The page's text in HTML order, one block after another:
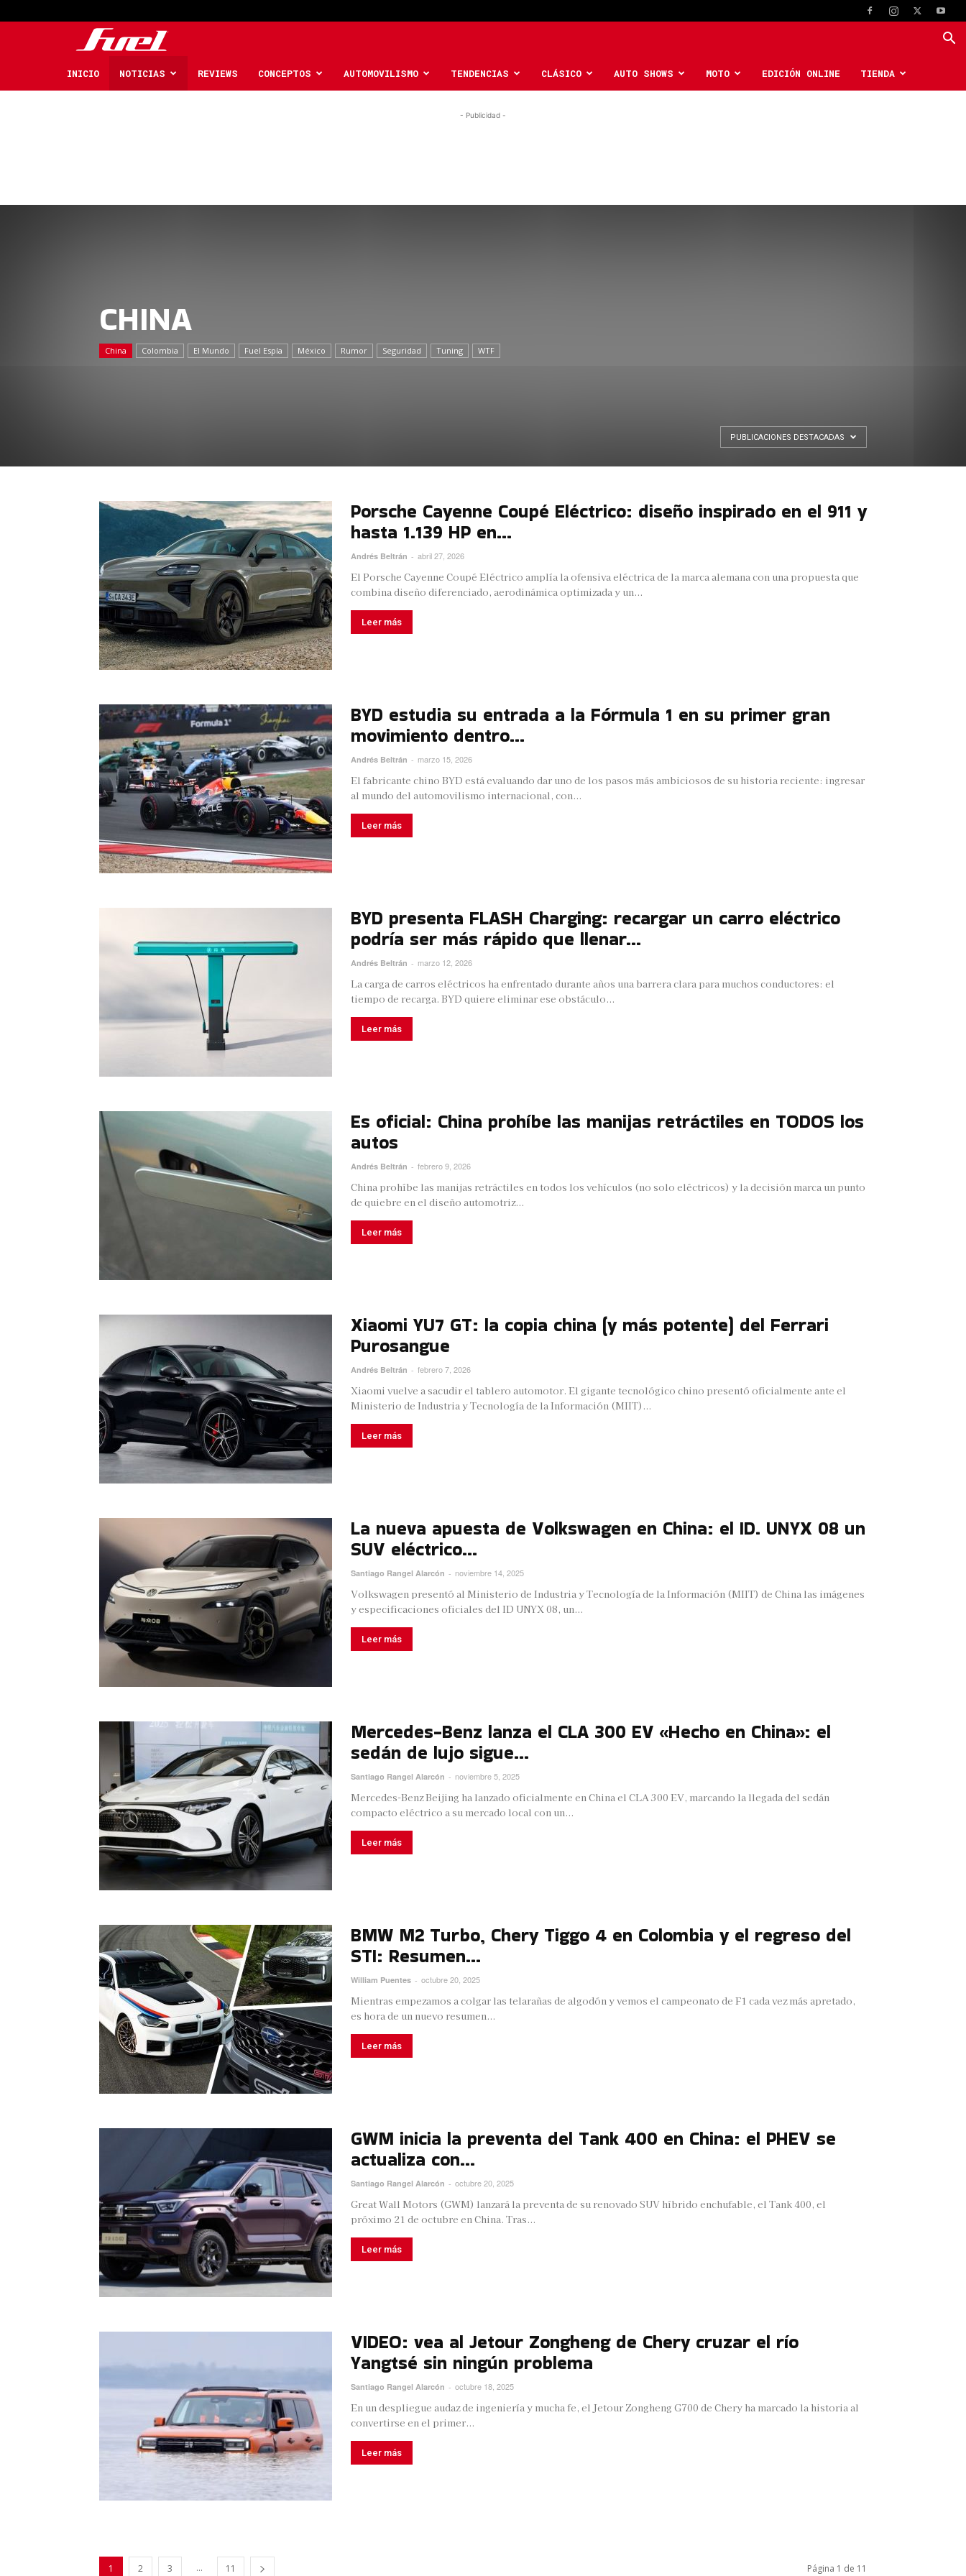
Car
INICIO NOTICIAS REVIEWS CONCEPTOS AUTOMOVILISMO TENDENCIAS CLÁSICO AUTO SHOWS MOTO EDICIÓN ONLINE TIENDA
- Publicidad -
CHINA
China Colombia El Mundo Fuel Espía México Rumor Seguridad Tuning WTF
PUBLICACIONES DESTACADAS
Porsche Cayenne Coupé Eléctrico: diseño inspirado en el 911 y
hasta 1.139 HP en...
Andrés Beltrán - abril 27, 2026
El Porsche Cayenne Coupé Eléctrico amplía la ofensiva eléctrica de la marca alemana con una propuesta que
combina diseño diferenciado, aerodinámica optimizada y un...
Leer más
BYD estudia su entrada a la Fórmula 1 en su primer gran
movimiento dentro...
Andrés Beltrán - marzo 15, 2026
El fabricante chino BYD está evaluando dar uno de los pasos más ambiciosos de su historia reciente: ingresar
al mundo del automovilismo internacional, con...
Leer más
BYD presenta FLASH Charging: recargar un carro eléctrico
podría ser más rápido que llenar...
Andrés Beltrán - marzo 12, 2026
La carga de carros eléctricos ha enfrentado durante años una barrera clara para muchos conductores: el
tiempo de recarga. BYD quiere eliminar ese obstáculo...
Leer más
Es oficial: China prohíbe las manijas retráctiles en TODOS los
autos
Andrés Beltrán - febrero 9, 2026
China prohíbe las manijas retráctiles en todos los vehículos (no solo eléctricos) y la decisión marca un punto
de quiebre en el diseño automotriz...
Leer más
Xiaomi YU7 GT: la copia china (y más potente) del Ferrari
Purosangue
Andrés Beltrán - febrero 7, 2026
Xiaomi vuelve a sacudir el tablero automotor. El gigante tecnológico chino presentó oficialmente ante el
Ministerio de Industria y Tecnología de la Información (MIIT)...
Leer más
La nueva apuesta de Volkswagen en China: el ID. UNYX 08 un
SUV eléctrico...
Santiago Rangel Alarcón - noviembre 14, 2025
Volkswagen presentó al Ministerio de Industria y Tecnología de la Información (MIIT) de China las imágenes
y especificaciones oficiales del ID UNYX 08, un...
Leer más
Mercedes-Benz lanza el CLA 300 EV «Hecho en China»: el
sedán de lujo sigue...
Santiago Rangel Alarcón - noviembre 5, 2025
Mercedes-Benz Beijing ha lanzado oficialmente en China el CLA 300 EV, marcando la llegada del sedán
compacto eléctrico a su mercado local con un...
Leer más
BMW M2 Turbo, Chery Tiggo 4 en Colombia y el regreso del
STI: Resumen...
William Puentes - octubre 20, 2025
Mientras empezamos a colgar las telarañas de algodón y vemos el campeonato de F1 cada vez más apretado,
es hora de un nuevo resumen...
Leer más
GWM inicia la preventa del Tank 400 en China: el PHEV se
actualiza con...
Santiago Rangel Alarcón - octubre 20, 2025
Great Wall Motors (GWM) lanzará la preventa de su renovado SUV híbrido enchufable, el Tank 400, el
próximo 21 de octubre en China. Tras...
Leer más
VIDEO: vea al Jetour Zongheng de Chery cruzar el río
Yangtsé sin ningún problema
Santiago Rangel Alarcón - octubre 18, 2025
En un despliegue audaz de ingeniería y mucha fe, el Jetour Zongheng G700 de Chery ha marcado la historia al
convertirse en el primer...
Leer más
1 2 3 ... 11 Página 1 de 11